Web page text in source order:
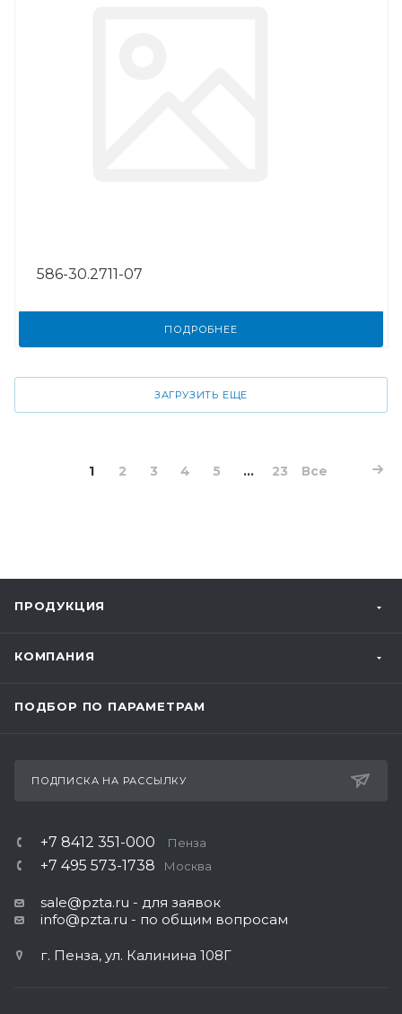
586-30.2711-07
ПОДРОБНЕЕ
ЗАГРУЗИТЬ ЕЩЕ
1 2 3 4 5 ... 23 Все
ПРОДУКЦИЯ
КОМПАНИЯ
ПОДБОР ПО ПАРАМЕТРАМ
ПОДПИСКА НА РАССЫЛКУ
+7 8412 351-000 Пенза
+7 495 573-1738 Москва
sale@pzta.ru - для заявок
info@pzta.ru - по общим вопросам
г. Пенза, ул. Калинина 108Г